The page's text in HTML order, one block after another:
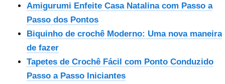
Amigurumi Enfeite Casa Natalina com Passo a
Passo dos Pontos
Biquinho de crochê Moderno: Uma nova maneira
de fazer
Tapetes de Crochê Fácil com Ponto Conduzido
Passo a Passo Iniciantes